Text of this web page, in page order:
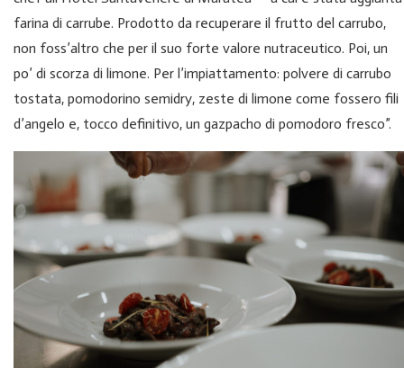
farina di carrube. Prodotto da recuperare il frutto del carrubo,
non foss’altro che per il suo forte valore nutraceutico. Poi, un
po’ di scorza di limone. Per l’impiattamento: polvere di carrubo
tostata, pomodorino semidry, zeste di limone come fossero fili
d’angelo e, tocco definitivo, un gazpacho di pomodoro fresco”.